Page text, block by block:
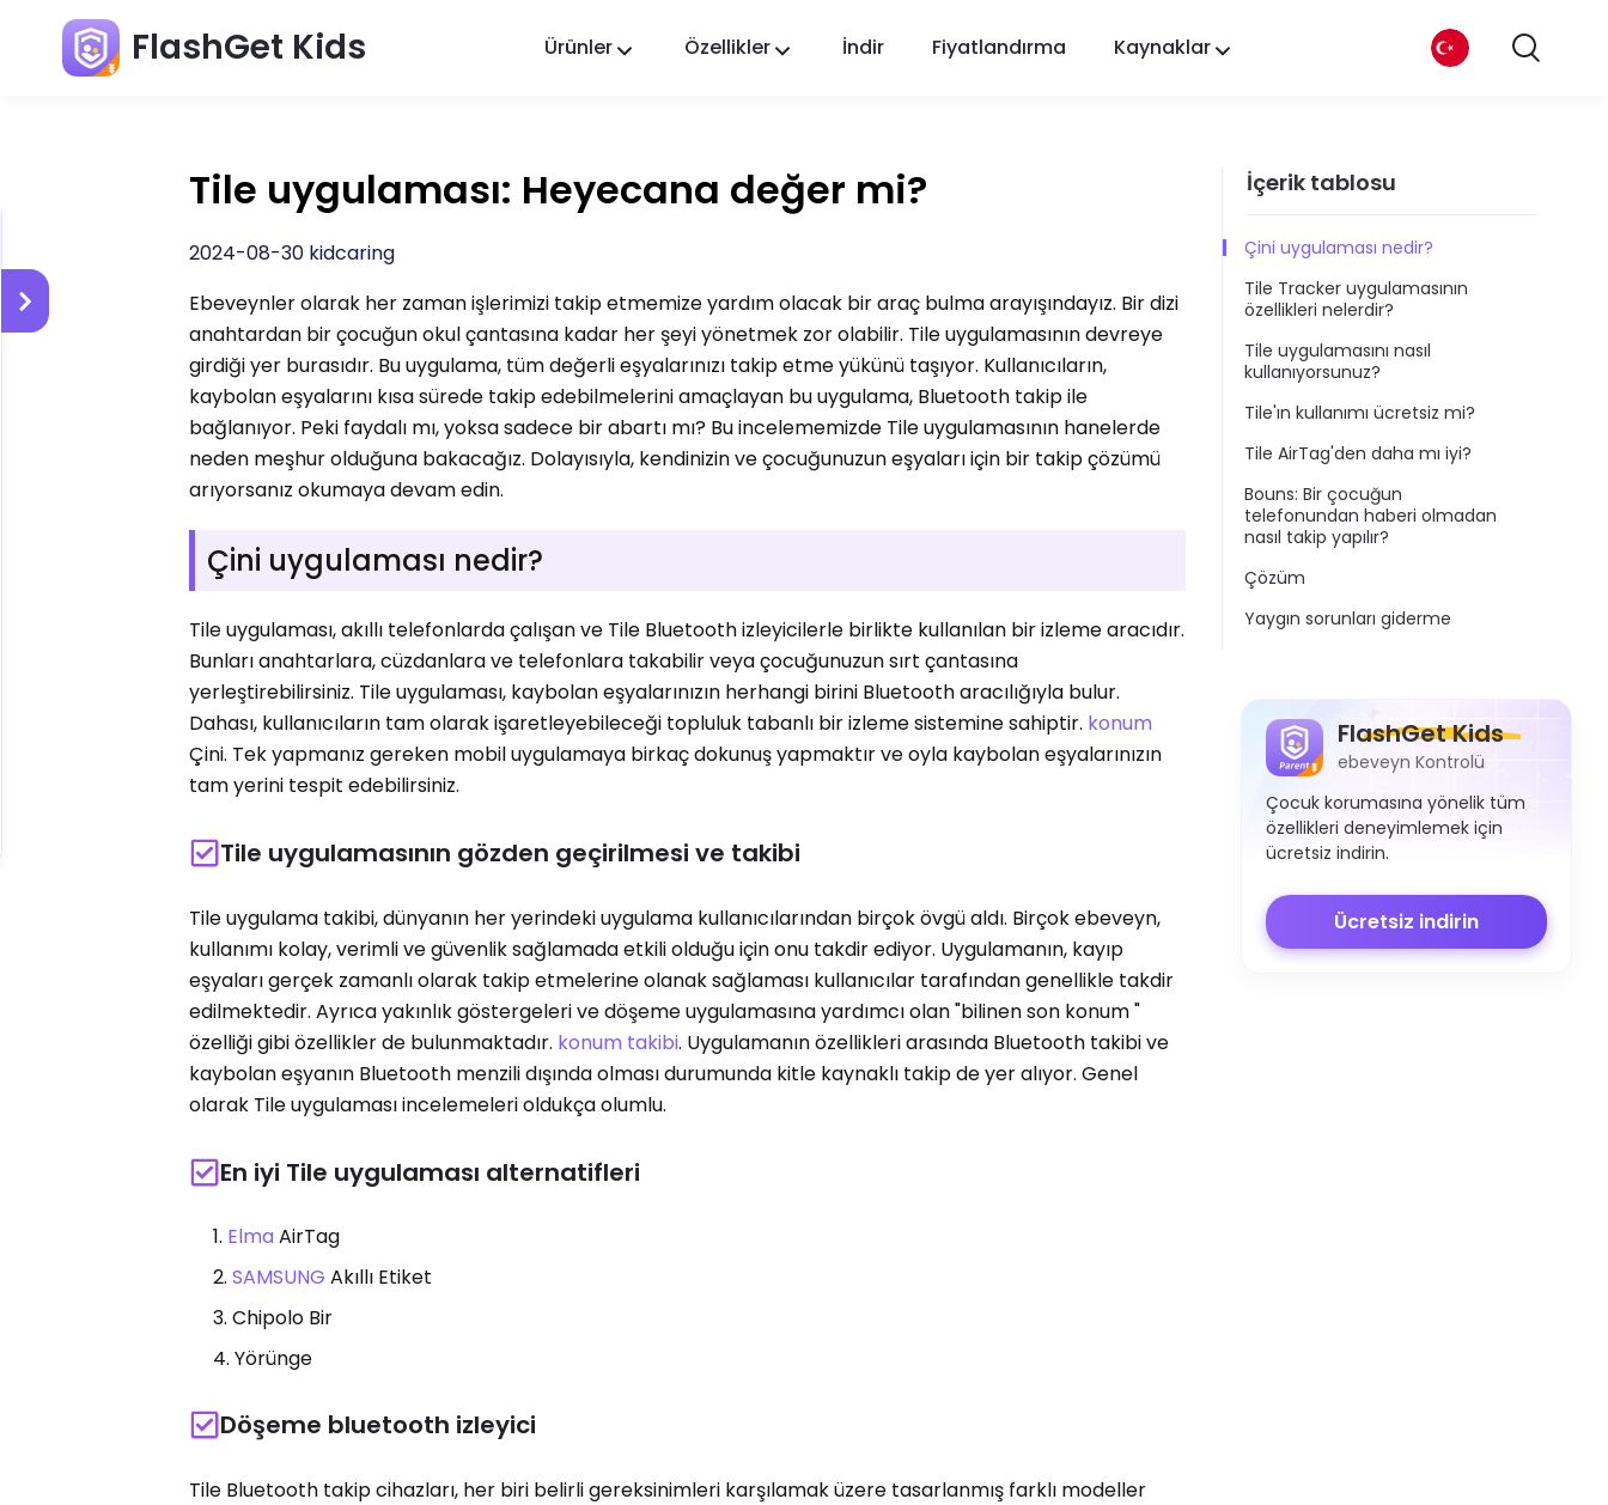
FlashGet Kids Ürünler
FlashGet Finder
Özellikler İndir Fiyatlandırma Kaynaklar
Tile uygulaması: Heyecana değer mi?
2024-08-30 kidcaring
Ebeveynler olarak her zaman işlerimizi takip etmemize yardım olacak bir araç bulma arayışındayız. Bir dizi
anahtardan bir çocuğun okul çantasına kadar her şeyi yönetmek zor olabilir. Tile uygulamasının devreye
girdiği yer burasıdır. Bu uygulama, tüm değerli eşyalarınızı takip etme yükünü taşıyor. Kullanıcıların,
kaybolan eşyalarını kısa sürede takip edebilmelerini amaçlayan bu uygulama, Bluetooth takip ile
bağlanıyor. Peki faydalı mı, yoksa sadece bir abartı mı? Bu incelememizde Tile uygulamasının hanelerde
neden meşhur olduğuna bakacağız. Dolayısıyla, kendinizin ve çocuğunuzun eşyaları için bir takip çözümü
arıyorsanız okumaya devam edin.
Çini uygulaması nedir?
Tile uygulaması, akıllı telefonlarda çalışan ve Tile Bluetooth izleyicilerle birlikte kullanılan bir izleme aracıdır.
Bunları anahtarlara, cüzdanlara ve telefonlara takabilir veya çocuğunuzun sırt çantasına
yerleştirebilirsiniz. Tile uygulaması, kaybolan eşyalarınızın herhangi birini Bluetooth aracılığıyla bulur.
Dahası, kullanıcıların tam olarak işaretleyebileceği topluluk tabanlı bir izleme sistemine sahiptir. konum
Çini. Tek yapmanız gereken mobil uygulamaya birkaç dokunuş yapmaktır ve oyla kaybolan eşyalarınızın
tam yerini tespit edebilirsiniz.
Tile uygulamasının gözden geçirilmesi ve takibi
Tile uygulama takibi, dünyanın her yerindeki uygulama kullanıcılarından birçok övgü aldı. Birçok ebeveyn,
kullanımı kolay, verimli ve güvenlik sağlamada etkili olduğu için onu takdir ediyor. Uygulamanın, kayıp
eşyaları gerçek zamanlı olarak takip etmelerine olanak sağlaması kullanıcılar tarafından genellikle takdir
edilmektedir. Ayrıca yakınlık göstergeleri ve döşeme uygulamasına yardımcı olan "bilinen son konum "
özelliği gibi özellikler de bulunmaktadır. konum takibi. Uygulamanın özellikleri arasında Bluetooth takibi ve
kaybolan eşyanın Bluetooth menzili dışında olması durumunda kitle kaynaklı takip de yer alıyor. Genel
olarak Tile uygulaması incelemeleri oldukça olumlu.
En iyi Tile uygulaması alternatifleri
Elma AirTag
SAMSUNG Akıllı Etiket
Chipolo Bir
Yörünge
Döşeme bluetooth izleyici
Tile Bluetooth takip cihazları, her biri belirli gereksinimleri karşılamak üzere tasarlanmış farklı modeller
İçerik tablosu
Çini uygulaması nedir?
Tile Tracker uygulamasının
özellikleri nelerdir?
Tile uygulamasını nasıl
kullanıyorsunuz?
Tile'ın kullanımı ücretsiz mi?
Tile AirTag'den daha mı iyi?
Bouns: Bir çocuğun
telefonundan haberi olmadan
nasıl takip yapılır?
Çözüm
Yaygın sorunları giderme
FlashGet Kids
ebeveyn Kontrolü
Çocuk korumasına yönelik tüm
özellikleri deneyimlemek için
ücretsiz indirin.
Ücretsiz indirin